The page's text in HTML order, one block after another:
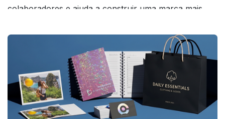
colaboradores e ajuda a construir uma marca mais